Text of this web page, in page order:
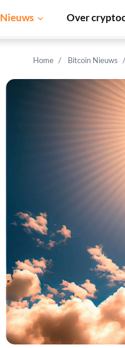
Nieuws Over
Home Bitcoin Nieuws